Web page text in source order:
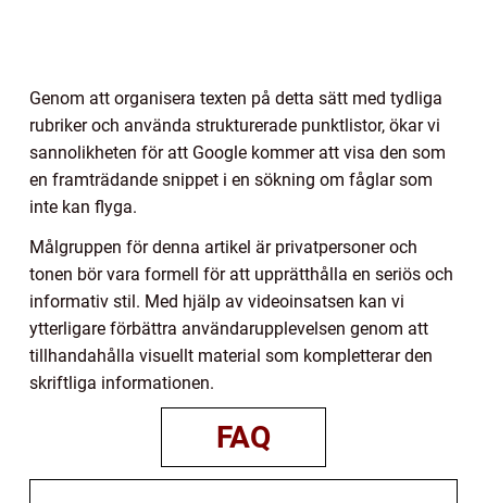
Genom att organisera texten på detta sätt med tydliga
rubriker och använda strukturerade punktlistor, ökar vi
sannolikheten för att Google kommer att visa den som
en framträdande snippet i en sökning om fåglar som
inte kan flyga.
Målgruppen för denna artikel är privatpersoner och
tonen bör vara formell för att upprätthålla en seriös och
informativ stil. Med hjälp av videoinsatsen kan vi
ytterligare förbättra användarupplevelsen genom att
tillhandahålla visuellt material som kompletterar den
skriftliga informationen.
FAQ